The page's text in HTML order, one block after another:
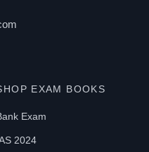
EXAM BOOKS
Exam
2024